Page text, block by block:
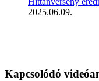
2025.06.09.
Kapcsolódó